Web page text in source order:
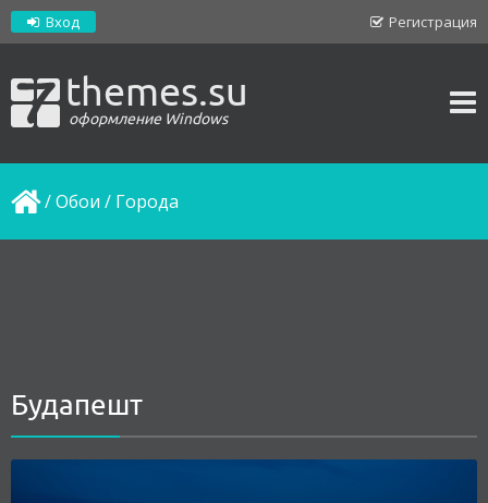
Регистрация
Вход
themes.su
оформление Windows
/Обои / Города
Будапешт